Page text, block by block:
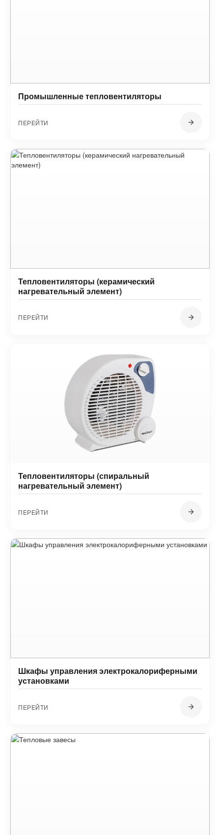
Промышленные тепловентиляторы
ПЕРЕЙТИ
Тепловентиляторы (керамический
нагревательный элемент)
ПЕРЕЙТИ
Тепловентиляторы (спиральный
нагревательный элемент)
ПЕРЕЙТИ
Шкафы управления электрокалориферными
установками
ПЕРЕЙТИ